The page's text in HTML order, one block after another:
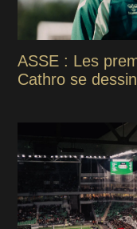
ASSE : Les
Cathro se